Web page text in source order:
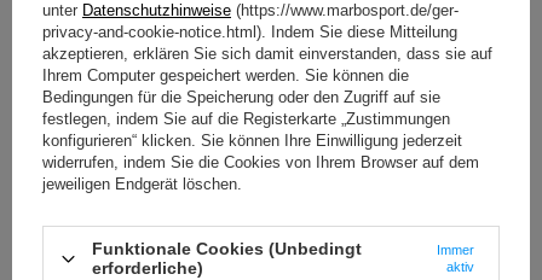
unter Datenschutzhinweise (https://www.marbosport.de/ger-
privacy-and-cookie-notice.html). Indem Sie diese Mitteilung
akzeptieren, erklären Sie sich damit einverstanden, dass sie auf
Ihrem Computer gespeichert werden. Sie können die
Bedingungen für die Speicherung oder den Zugriff auf sie
festlegen, indem Sie auf die Registerkarte „Zustimmungen
konfigurieren“ klicken. Sie können Ihre Einwilligung jederzeit
widerrufen, indem Sie die Cookies von Ihrem Browser auf dem
jeweiligen Endgerät löschen.
Funktionale Cookies (Unbedingt
erforderliche)
Immer
aktiv